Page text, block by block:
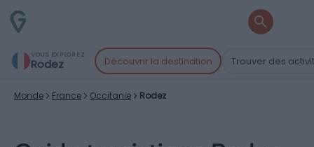
VOUS EXPLOREZ
Rodez Découvrir la destination Trouver des
Monde France Occitanie Rodez